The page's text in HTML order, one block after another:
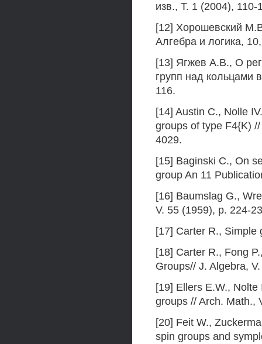
изв., Т. 1 (2004),
[12] Хорошевский
Алгебра и логика,
[13] Ягжев A.B., О
групп над кольцами
116.
[14] Austin С., Nolle
groups of type F4{K)
4029.
[15] Baginski C., On
group An 11
[16] Baumslag G.,
V. 55 (1959), p. 224-
[17] Carter R., Simple
[18] Carter R., Fong
Groups// J. Algebra,
[19] Ellers E.W.,
groups // Arch. Math.,
[20] Feit W.,
spin groups and